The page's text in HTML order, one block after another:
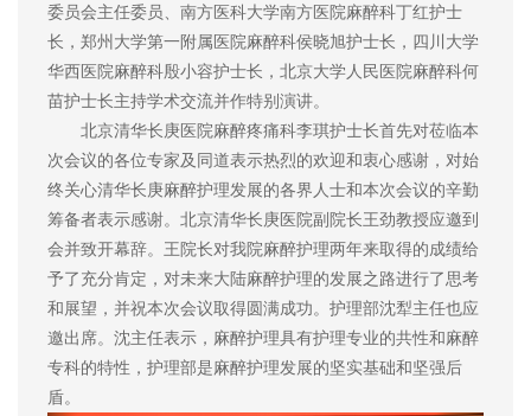
委员会主任委员、南方医科大学南方医院麻醉科丁红护士
长，郑州大学第一附属医院麻醉科侯晓旭护士长，四川大学
华西医院麻醉科殷小容护士长，北京大学人民医院麻醉科何
苗护士长主持学术交流并作特别演讲。
北京清华长庚医院麻醉疼痛科李琪护士长首先对莅临本
次会议的各位专家及同道表示热烈的欢迎和衷心感谢，对始
终关心清华长庚麻醉护理发展的各界人士和本次会议的辛勤
筹备者表示感谢。北京清华长庚医院副院长王劲教授应邀到
会并致开幕辞。王院长对我院麻醉护理两年来取得的成绩给
予了充分肯定，对未来大陆麻醉护理的发展之路进行了思考
和展望，并祝本次会议取得圆满成功。护理部沈犁主任也应
邀出席。沈主任表示，麻醉护理具有护理专业的共性和麻醉
专科的特性，护理部是麻醉护理发展的坚实基础和坚强后
盾。